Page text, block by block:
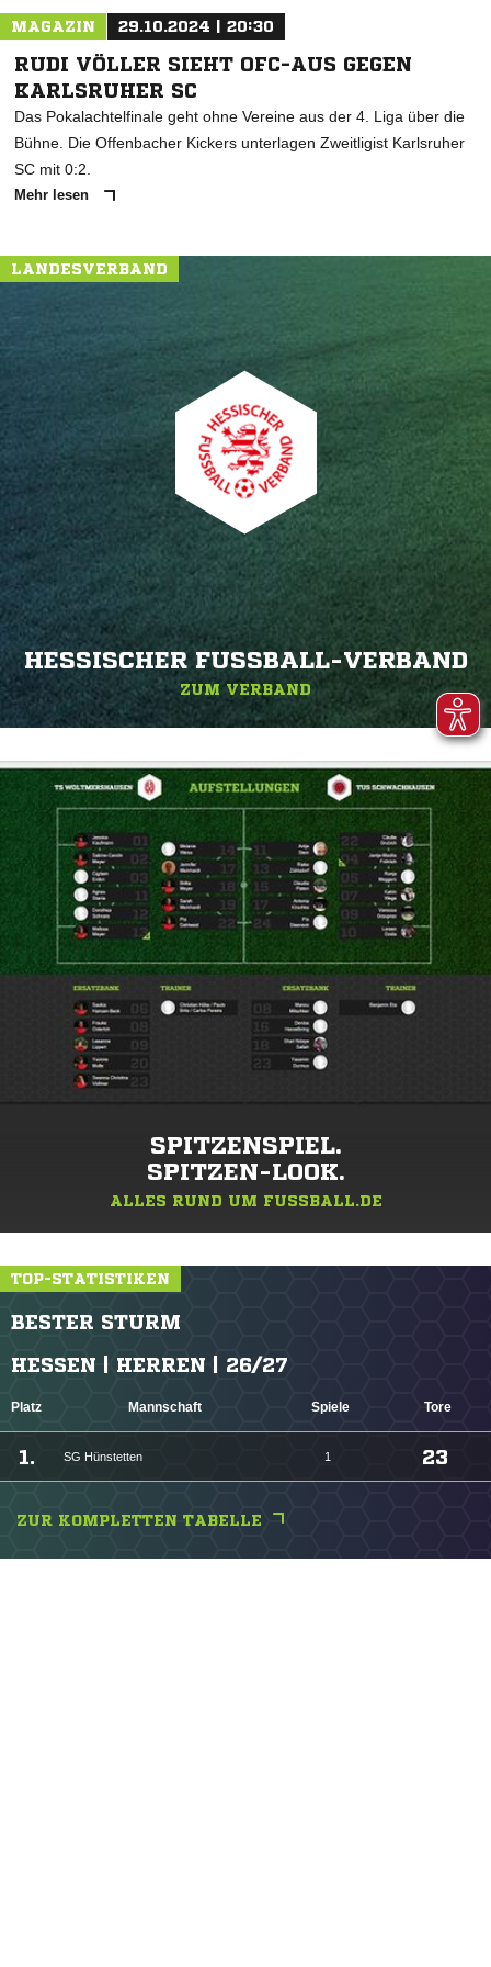
MAGAZIN 29.10.2024 | 20:30
RUDI VÖLLER SIEHT OFC-AUS GEGEN
KARLSRUHER SC
Das Pokalachtelfinale geht ohne Vereine aus der 4. Liga über die
Bühne. Die Offenbacher Kickers unterlagen Zweitligist Karlsruher
SC mit 0:2.
Mehr lesen
LANDESVERBAND
HESSISCHER FUSSBALL-VERBAND
ZUM VERBAND
SPITZENSPIEL.
SPITZEN-LOOK.
ALLES RUND UM FUSSBALL.DE
TOP-STATISTIKEN
BESTER STURM
HESSEN | HERREN | 26/27
Platz Mannschaft Spiele Tore
1. SG Hünstetten 1 23
ZUR KOMPLETTEN TABELLE